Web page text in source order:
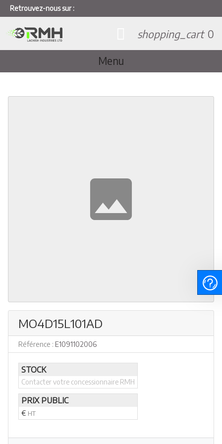
Retrouvez-nous sur :
Menu
shopping_cart 0
MO4D15L101AD
Référence : E1091102006
STOCK
Contacter votre concessionnaire RMH
PRIX PUBLIC
€ HT